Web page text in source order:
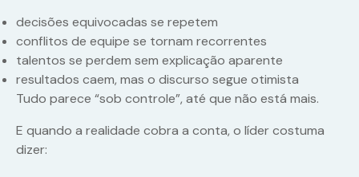
decisões equivocadas se repetem
conflitos de equipe se tornam recorrentes
talentos se perdem sem explicação aparente
resultados caem, mas o discurso segue otimista
Tudo parece “sob controle”, até que não está mais.
E quando a realidade cobra a conta, o líder costuma
dizer: